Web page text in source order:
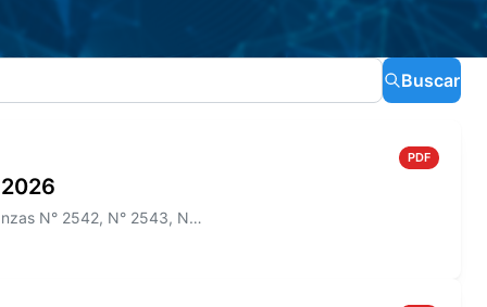
Buscar
Información sobre el Boletín Oficial N° 275 que incluye las Ordenanzas N° 2542, N° 2543, N° 2544 y los Decretos N° 465/2...
PDF